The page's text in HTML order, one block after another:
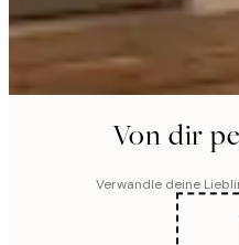
Von dir
Verwandle deine